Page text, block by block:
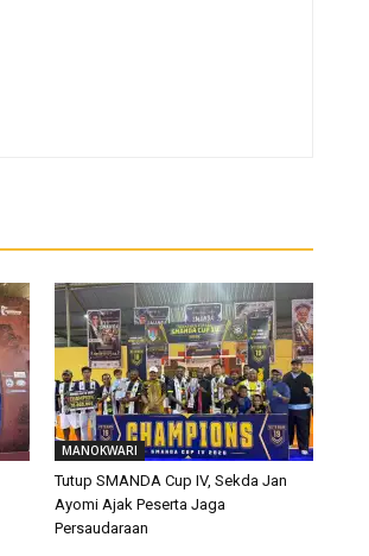
MANOKWARI
Tutup SMANDA Cup IV, Sekda Jan
Ayomi Ajak Peserta Jaga
Persaudaraan